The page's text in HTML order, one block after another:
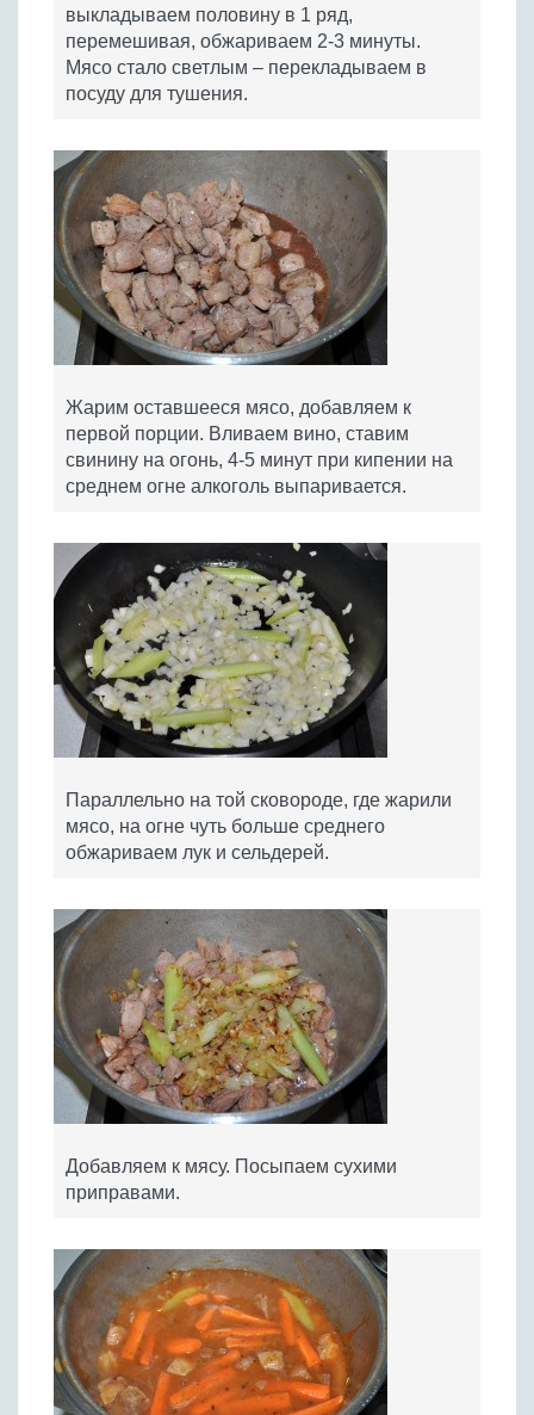
выкладываем половину в 1 ряд,
перемешивая, обжариваем 2-3 минуты.
Мясо стало светлым – перекладываем в
посуду для тушения.
Жарим оставшееся мясо, добавляем к
первой порции. Вливаем вино, ставим
свинину на огонь, 4-5 минут при кипении на
среднем огне алкоголь выпаривается.
Параллельно на той сковороде, где жарили
мясо, на огне чуть больше среднего
обжариваем лук и сельдерей.
Добавляем к мясу. Посыпаем сухими
приправами.